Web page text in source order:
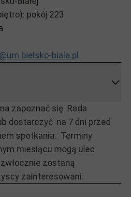
pokój 223
biala.pl
zapoznać się Rada
dostarczyć na 7 dni przed
spotkania. Terminy
miesiącu mogą ulec
zostaną
zainteresowani.